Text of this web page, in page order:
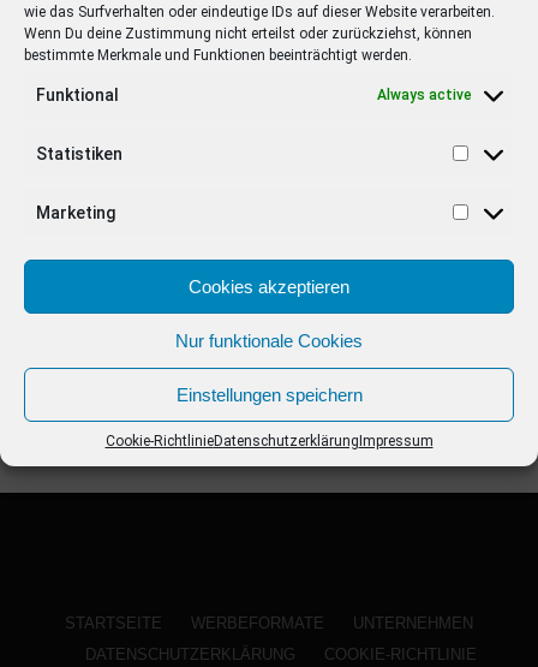
wie das Surfverhalten oder eindeutige IDs auf dieser Website verarbeiten.
Wenn Du deine Zustimmung nicht erteilst oder zurückziehst, können
bestimmte Merkmale und Funktionen beeinträchtigt werden.
Funktional Always active
Statistiken
Marketing
Cookies akzeptieren
Nur funktionale Cookies
Einstellungen speichern
Cookie-RichtlinieDatenschutzerklärung Impressum
STARS 4 years ago
Barbara Schöneberger Moderatorin
von “Verstehen Sie Spaß?”
STARTSEITE WERBEFORMATE
UNTERNEHMEN
DATENSCHUTZERKLÄRUNG
COOKIE-RICHTLINIE